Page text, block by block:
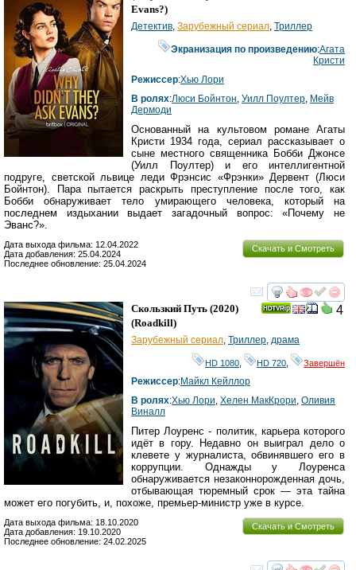
Evans?)
Детектив, Зарубежный сериал, Триллер
Экранизация по произведению:Агата
Кристи
Режиссер:Хью Лори
В ролях:Люси Бойнтон, Уилл Поултер, Мейв
Дермоди
Основанный на культовом романе Агаты
Кристи 1934 года, сериал рассказывает о
сыне местного священника Бобби Джонсе
(Уилл Поултер) и его интеллигентной
подруге, светской львице леди Фрэнсис «Фрэнки» Дервент (Люси
Бойнтон). Пара пытается раскрыть преступление после того, как
Бобби обнаруживает тело умирающего человека, который на
последнем издыхании выдает загадочный вопрос: «Почему не
Эванс?».
Скачать и Смотреть
Дата выхода фильма: 12.04.2022
Дата добавления: 25.04.2024
Последнее обновление: 25.04.2024
смотреть
4
Скользкий Путь (2020)
(Roadkill)
Зарубежный сериал, Триллер, драма
HD 1080 HD 720 Завершён
Режиссер:Майкл Кейллор
В ролях:Хью Лори, Хелен МакКрори, Оливия
Виналл
Питер Лоуренс - политик, карьера которого
идёт в гору. Недавно он выиграл дело о
клевете у журналиста, обвинявшего его в
коррупции. Однажды у Лоуренса
обнаруживается незаконнорожденная дочь,
отбывающая тюремный срок — эта тайна
может его погубить, и, похоже, премьер-министр уже в курсе.
Скачать и Смотреть
Дата выхода фильма: 18.10.2020
Дата добавления: 19.10.2020
Последнее обновление: 24.02.2025